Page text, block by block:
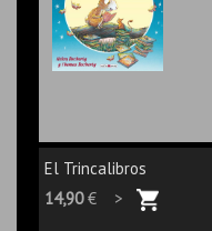
El Trincalibros
14,90€ >